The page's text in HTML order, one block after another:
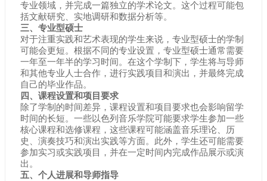
专业领域，并完成一篇独立的学术论文。这个过程可能包
括文献研究、实地调研和数据分析等。
三、专业型硕士
对于注重实践和艺术表现的学生来说，专业型硕士的学制
可能会更短。根据不同的专业设置，专业型硕士通常需要
一年至一年半的学习时间。在这个学制下，学生将与导师
和其他专业人士合作，进行实践项目和演出，并最终完成
自己的毕业作品。
四、课程设置和项目要求
除了学制的时间差异，课程设置和项目要求也会影响留学
时间的长短。一些以色列音乐学院可能要求学生参加一些
核心课程和选修课程，这些课程可能涵盖音乐理论、历
史、演奏技巧和演出实践等方面。此外，学生还可能需要
参加实习或实践项目，并在一定时间内完成作品展示或演
出。
五、个人进展和导师指导